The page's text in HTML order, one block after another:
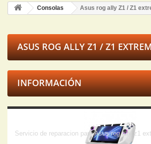
Consolas Asus rog ally Z1 / Z1
ASUS ROG ALLY Z1 / Z1
INFORMACIÓN
Asus rog ally Z1 / Z1
Servicio de reparacion para Asus rog ally z1